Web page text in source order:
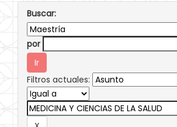
Buscar:
por
Filtros actuales: